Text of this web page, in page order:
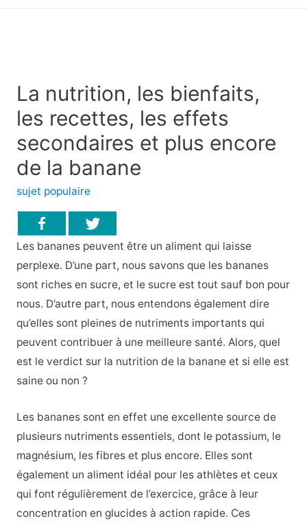
La nutrition, les bienfaits,
les recettes, les effets
secondaires et plus encore
de la banane
sujet populaire
Les bananes peuvent être un aliment qui laisse
perplexe. D’une part, nous savons que les bananes
sont riches en sucre, et le sucre est tout sauf bon pour
nous. D’autre part, nous entendons également dire
qu’elles sont pleines de nutriments importants qui
peuvent contribuer à une meilleure santé. Alors, quel
est le verdict sur la nutrition de la banane et si elle est
saine ou non ?
Les bananes sont en effet une excellente source de
plusieurs nutriments essentiels, dont le potassium, le
magnésium, les fibres et plus encore. Elles sont
également un aliment idéal pour les athlètes et ceux
qui font régulièrement de l’exercice, grâce à leur
concentration en glucides à action rapide. Ces